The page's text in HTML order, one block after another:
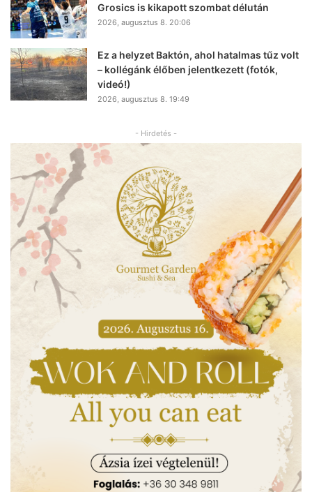
Grosics is kikapott szombat délután
2026, augusztus 8. 20:06
Ez a helyzet Baktón, ahol hatalmas tűz volt
– kollégánk élőben jelentkezett (fotók,
videó!)
2026, augusztus 8. 19:49
- Hirdetés -